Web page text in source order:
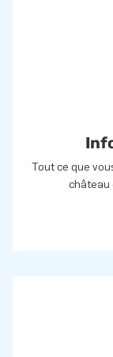
Tout ce que
château